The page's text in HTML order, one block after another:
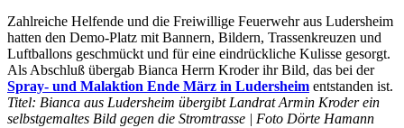
Zahl­rei­che Hel­fen­de und die Frei­wil­li­ge Feu­er­wehr aus Luders­heim
hat­ten den Demo-Platz mit Ban­nern, Bil­dern, Tras­sen­kreu­zen und
Luft­bal­lons geschmückt und für eine ein­drück­li­che Kulis­se gesorgt.
Als Abschluß über­gab Bian­ca Herrn Kro­der ihr Bild, das bei der
Spray- und Mal­ak­ti­on Ende März in Luders­heim ent­stan­den ist.
Titel: Bian­ca aus Luders­heim über­gibt Land­rat Armin Kro­der ein
selbst­ge­mal­tes Bild gegen die Strom­tras­se | Foto Dör­te Hamann